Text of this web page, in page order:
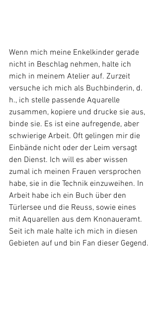
Wenn mich meine Enkelkinder gerade
nicht in Beschlag nehmen, halte ich
mich in meinem Atelier auf. Zurzeit
versuche ich mich als Buchbinderin, d.
h., ich stelle passende Aquarelle
zusammen, kopiere und drucke sie aus,
binde sie. Es ist eine aufregende, aber
schwierige Arbeit. Oft gelingen mir die
Einbände nicht oder der Leim versagt
den Dienst. Ich will es aber wissen
zumal ich meinen Frauen versprochen
habe, sie in die Technik einzuweihen. In
Arbeit habe ich ein Buch über den
Türlersee und die Reuss, sowie eines
mit Aquarellen aus dem Knonaueramt.
Seit ich male halte ich mich in diesen
Gebieten auf und bin Fan dieser Gegend.